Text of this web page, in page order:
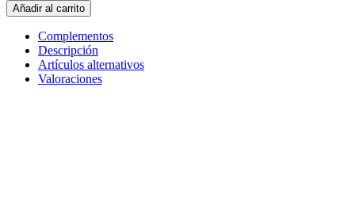
Añadir al carrito
Complementos
Descripción
Artículos alternativos
Valoraciones